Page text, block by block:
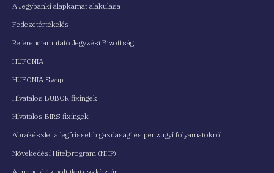
A Jegybanki alapkamat alakulása
Fedezetértékelés
Referenciamutató Jegyzési Bizottság
HUFONIA
HUFONIA Swap
Hivatalos BUBOR fixingek
Hivatalos BIRS fixingek
Ábrakészlet a legfrissebb gazdasági és pénzügyi folyamatokról
Növekedési Hitelprogram (NHP)